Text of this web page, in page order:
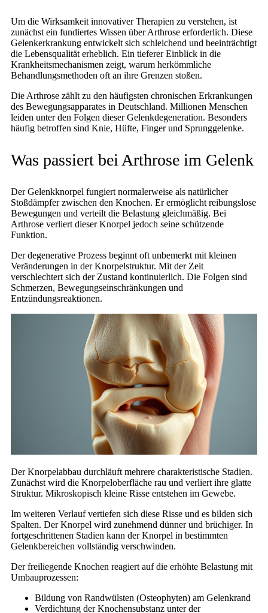
Um die Wirksamkeit innovativer Therapien zu verstehen, ist
zunächst ein fundiertes Wissen über Arthrose erforderlich. Diese
Gelenkerkrankung entwickelt sich schleichend und beeinträchtigt
die Lebensqualität erheblich. Ein tieferer Einblick in die
Krankheitsmechanismen zeigt, warum herkömmliche
Behandlungsmethoden oft an ihre Grenzen stoßen.
Die Arthrose zählt zu den häufigsten chronischen Erkrankungen
des Bewegungsapparates in Deutschland. Millionen Menschen
leiden unter den Folgen dieser Gelenkdegeneration. Besonders
häufig betroffen sind Knie, Hüfte, Finger und Sprunggelenke.
Was passiert bei Arthrose im Gelenk
Der Gelenkknorpel fungiert normalerweise als natürlicher
Stoßdämpfer zwischen den Knochen. Er ermöglicht reibungslose
Bewegungen und verteilt die Belastung gleichmäßig. Bei
Arthrose verliert dieser Knorpel jedoch seine schützende
Funktion.
Der degenerative Prozess beginnt oft unbemerkt mit kleinen
Veränderungen in der Knorpelstruktur. Mit der Zeit
verschlechtert sich der Zustand kontinuierlich. Die Folgen sind
Schmerzen, Bewegungseinschränkungen und
Entzündungsreaktionen.
Der Knorpelabbau durchläuft mehrere charakteristische Stadien.
Zunächst wird die Knorpeloberfläche rau und verliert ihre glatte
Struktur. Mikroskopisch kleine Risse entstehen im Gewebe.
Im weiteren Verlauf vertiefen sich diese Risse und es bilden sich
Spalten. Der Knorpel wird zunehmend dünner und brüchiger. In
fortgeschrittenen Stadien kann der Knorpel in bestimmten
Gelenkbereichen vollständig verschwinden.
Der freiliegende Knochen reagiert auf die erhöhte Belastung mit
Umbauprozessen:
Bildung von Randwülsten (Osteophyten) am Gelenkrand
Verdichtung der Knochensubstanz unter der